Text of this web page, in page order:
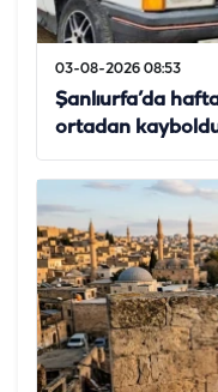
03-08-2026 08:53
Şanlıurfa’da
ortadan